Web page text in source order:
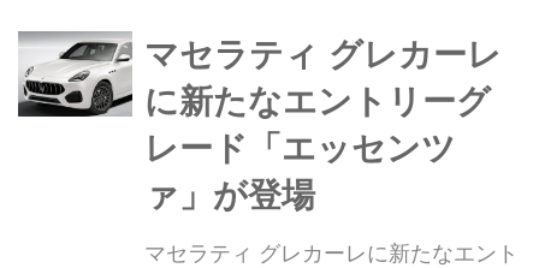
だ。
マセラティ グレカーレ
に新たなエントリーグ
レード「エッセンツ
ァ」が登場
マセラティ グレカーレに新たなエント